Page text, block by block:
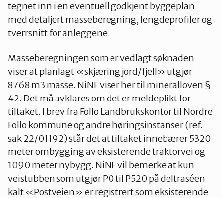
tegnet inn i en eventuell godkjent byggeplan
med detaljert masseberegning, lengdeprofiler og
tverrsnitt for anleggene.
Masseberegningen som er vedlagt søknaden
viser at planlagt «skjæring jord/fjell» utgjør
8768 m3 masse. NiNF viser her til mineralloven §
42. Det må avklares om det er meldeplikt for
tiltaket. I brev fra Follo Landbrukskontor til Nordre
Follo kommune og andre høringsinstanser (ref.
sak 22/01192) står det at tiltaket innebærer 5320
meter ombygging av eksisterende traktorvei og
1090 meter nybygg. NiNF vil bemerke at kun
veistubben som utgjør P0 til P520 på deltraséen
kalt «Postveien» er registrert som eksisterende